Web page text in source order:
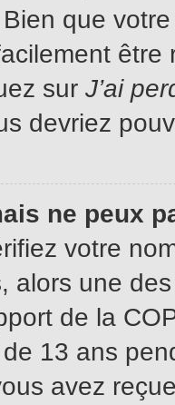
que
sur J’ai
devriez
ne peux
votre
alors une
de la
13 ans
avez